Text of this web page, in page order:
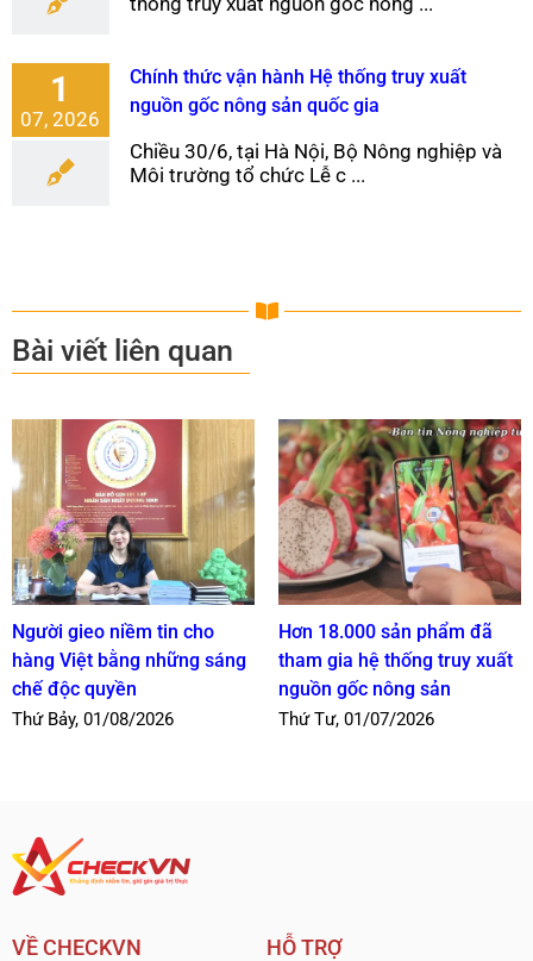
1
07, 2026
Chính thức vận hành Hệ thống truy xuất
nguồn gốc nông sản quốc gia
Chiều 30/6, tại Hà Nội, Bộ Nông nghiệp và
Môi trường tổ chức Lễ c ...
Bài viết liên quan
Người gieo niềm tin cho
hàng Việt bằng những sáng
chế độc quyền
Thứ Bảy, 01/08/2026
Hơn 18.000 sản phẩm đã
tham gia hệ thống truy xuất
nguồn gốc nông sản
Thứ Tư, 01/07/2026
VỀ CHECKVN HỖ TRỢ